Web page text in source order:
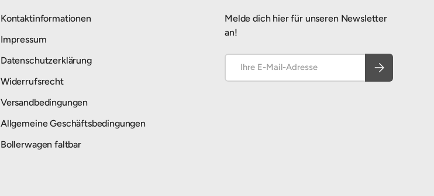
Kontaktinformationen
Impressum
Datenschutzerklärung
Widerrufsrecht
Versandbedingungen
Allgemeine Geschäftsbedingungen
Bollerwagen faltbar
Melde dich hier für unseren Newsletter
an!
Abonnieren